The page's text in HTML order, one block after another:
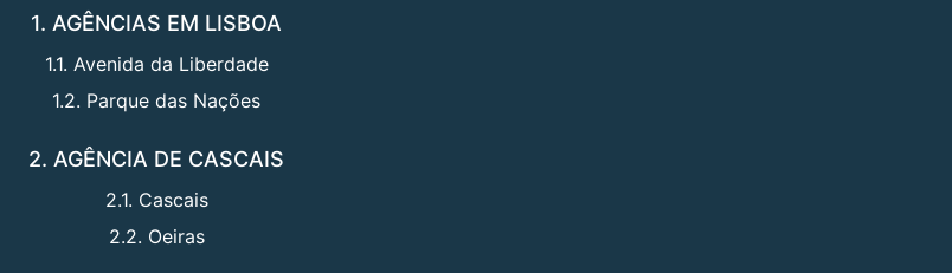
1. AGÊNCIAS EM LISBOA
1.1. Avenida da Liberdade
1.2. Parque das Nações
2. AGÊNCIA DE CASCAIS
2.1. Cascais
2.2. Oeiras